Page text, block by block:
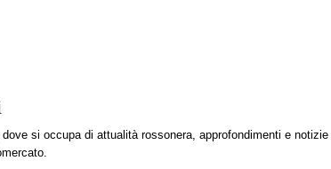
si occupa di attualità rossonera, approfondimenti e notizie